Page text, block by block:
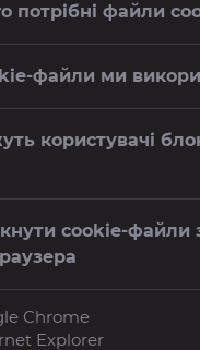
потрібні файли
файли ми
користувачі
cookie-файли
Chrome
Explorer